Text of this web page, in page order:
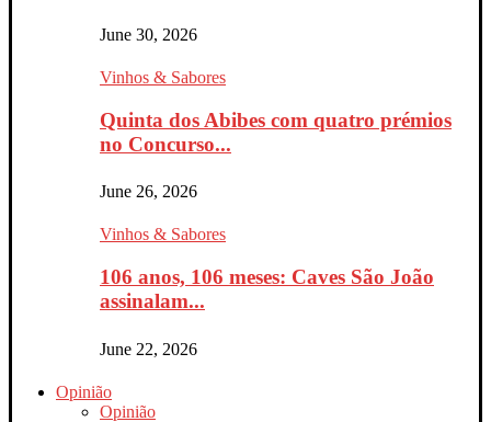
June 30, 2026
Vinhos & Sabores
Quinta dos Abibes com quatro prémios
no Concurso...
June 26, 2026
Vinhos & Sabores
106 anos, 106 meses: Caves São João
assinalam...
June 22, 2026
Opinião
Opinião